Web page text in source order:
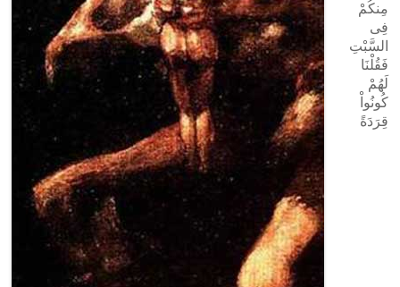
مِنکُمْ
فِی
السَّبْتِ
فَقُلْنَا
لَهُمْ
کُونُواْ
قِرَدَةً